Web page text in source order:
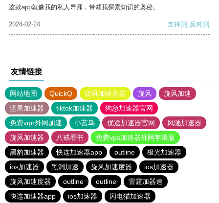
这款app就像我的私人导师，带领我探索知识的奥秘。
2024-02-24 支持[0] 反对[0]
友情链接
网站地图 QuickQ 旋风加速度器 旋风
旋风加速
坚果加速器
tiktok加速器
狗急加速器官网
免费vqn外网加速
小蓝鸟 优途加速器官网
风驰加速器
旋风加速器
八戒看书
免费vps加速器外网苹果版
黑豹加速器
快连加速器app outline
极光加速器
ios加速器
黑洞加速 旋风加速度器
ios加速器
旋风加速度器
outline outline
雷霆加器速
快连加速器app
ios加速器 闪电猫加速器